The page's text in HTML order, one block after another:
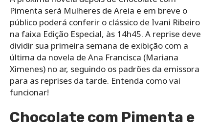
Pimenta será Mulheres de Areia e em breve o
público poderá conferir o clássico de Ivani Ribeiro
na faixa Edição Especial, às 14h45. A reprise deve
dividir sua primeira semana de exibição com a
última da novela de Ana Francisca (Mariana
Ximenes) no ar, seguindo os padrões da emissora
para as reprises da tarde. Entenda como vai
funcionar!
Chocolate com Pimenta e